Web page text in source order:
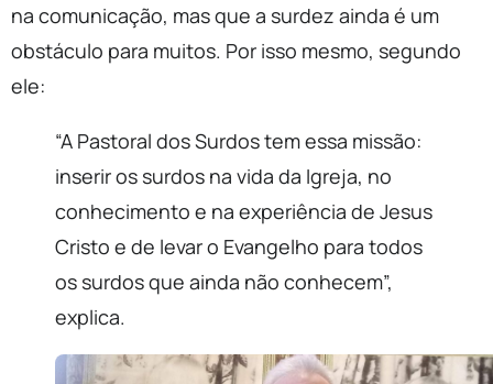
na comunicação, mas que a surdez ainda é um
obstáculo para muitos. Por isso mesmo, segundo
ele:
“A Pastoral dos Surdos tem essa missão:
inserir os surdos na vida da Igreja, no
conhecimento e na experiência de Jesus
Cristo e de levar o Evangelho para todos
os surdos que ainda não conhecem”,
explica.